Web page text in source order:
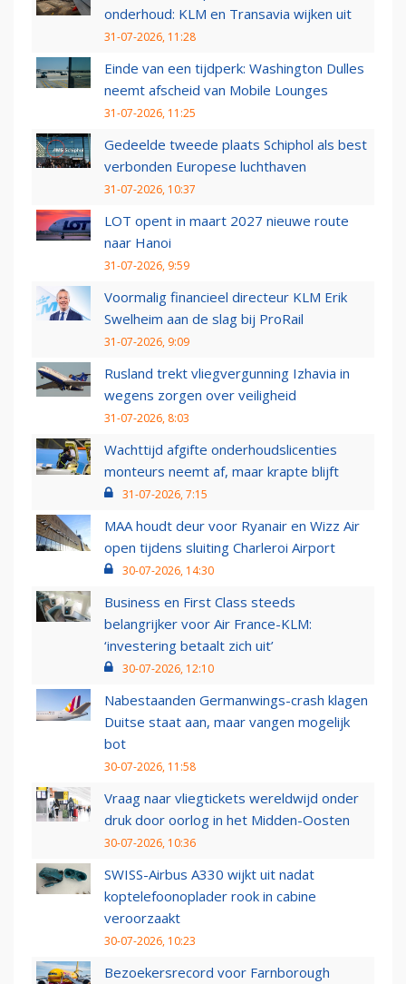
onderhoud: KLM en Transavia wijken uit
31-07-2026, 11:28
Einde van een tijdperk: Washington Dulles
neemt afscheid van Mobile Lounges
31-07-2026, 11:25
Gedeelde tweede plaats Schiphol als best
verbonden Europese luchthaven
31-07-2026, 10:37
LOT opent in maart 2027 nieuwe route
naar Hanoi
31-07-2026, 9:59
Voormalig financieel directeur KLM Erik
Swelheim aan de slag bij ProRail
31-07-2026, 9:09
Rusland trekt vliegvergunning Izhavia in
wegens zorgen over veiligheid
31-07-2026, 8:03
Wachttijd afgifte onderhoudslicenties
monteurs neemt af, maar krapte blijft
31-07-2026, 7:15
MAA houdt deur voor Ryanair en Wizz Air
open tijdens sluiting Charleroi Airport
30-07-2026, 14:30
Business en First Class steeds
belangrijker voor Air France-KLM:
‘investering betaalt zich uit’
30-07-2026, 12:10
Nabestaanden Germanwings-crash klagen
Duitse staat aan, maar vangen mogelijk
bot
30-07-2026, 11:58
Vraag naar vliegtickets wereldwijd onder
druk door oorlog in het Midden-Oosten
30-07-2026, 10:36
SWISS-Airbus A330 wijkt uit nadat
koptelefoonoplader rook in cabine
veroorzaakt
30-07-2026, 10:23
Bezoekersrecord voor Farnborough